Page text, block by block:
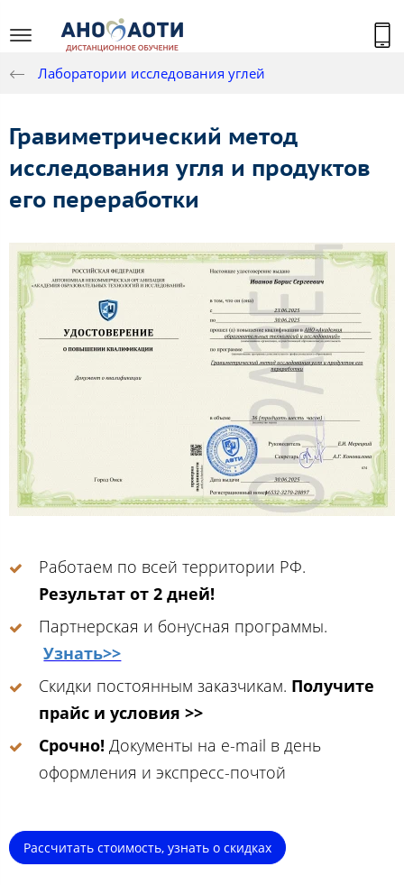
Лаборатории исследования углей
Гравиметрический метод
исследования угля и продуктов
его переработки
Работаем по всей территории РФ.
Результат от 2 дней!
Партнерская и бонусная программы.
Узнать>>
Скидки постоянным заказчикам. Получите
прайс и условия >>
Срочно! Документы на e-mail в день
оформления и экспресс-почтой
Рассчитать стоимость, узнать о скидках